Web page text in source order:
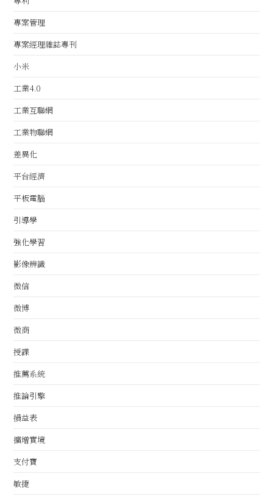
專案管理
專案經理雜誌專刊
小米
工業4.0
工業互聯網
工業物聯網
差異化
平台經濟
平板電腦
引導學
強化學習
影像辨識
微信
微博
微商
授課
推薦系統
推論引擎
損益表
擴增實境
支付寶
敏捷